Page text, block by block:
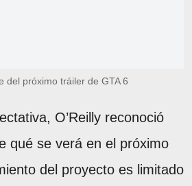
del próximo tráiler de GTA 6
O’Reilly reconoció
qué se verá en el próximo
del proyecto es limitado